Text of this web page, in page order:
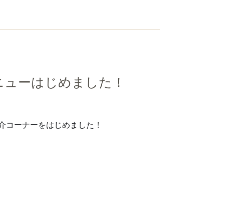
ーはじめました！
コーナーをはじめました！